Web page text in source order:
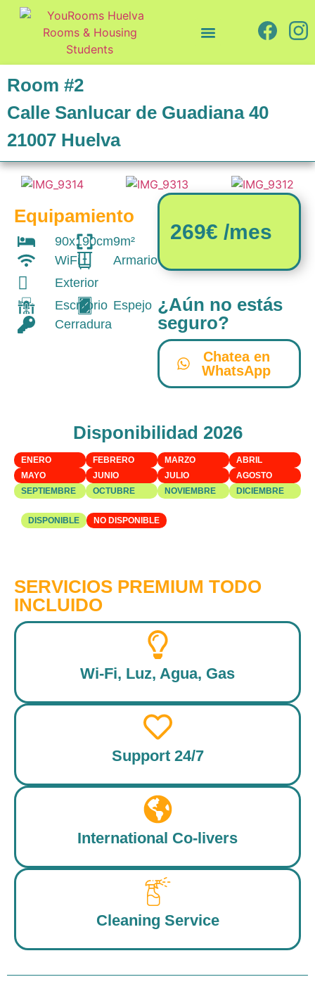
Room #2
Calle Sanlucar de Guadiana 40
21007 Huelva
Equipamiento
90x190cm9m²
WiFi
Armario
Exterior
Escritorio Espejo
Cerradura
269€ /mes
¿Aún no estás
seguro?
Chatea en
WhatsApp
Disponibilidad 2026
ENERO FEBRERO MARZO
ABRIL
MAYO
JUNIO JULIO
AGOSTO
SEPTIEMBRE
OCTUBRE NOVIEMBRE DICIEMBRE
DISPONIBLE NO DISPONIBLE
SERVICIOS PREMIUM TODO
INCLUIDO
Wi-Fi, Luz, Agua, Gas
Support 24/7
International Co-livers
Cleaning Service